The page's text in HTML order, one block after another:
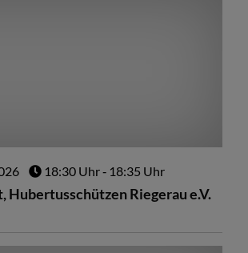
18:30 Uhr‐ 18:35 Uhr
Hubertusschützen Riegerau e.V.